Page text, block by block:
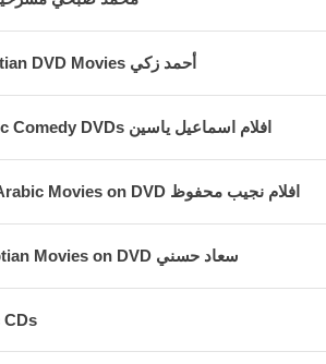
Ahmed Zaki: Egyptian DVD Movies أحمد زكي
Ismail Yasin: Arabic Comedy DVDs افلام اسماعيل ياسين
Naguib Mahfouz: Arabic Movies on DVD افلام نجيب محفوظ
Soad Hosny: Egyptian Movies on DVD سعاد حسني
CDs